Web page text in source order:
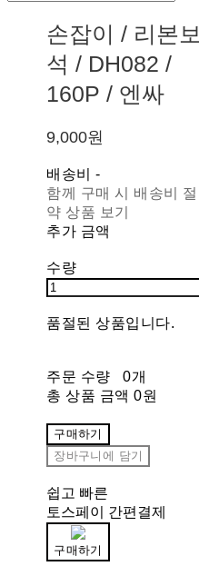
손잡이 / 리본보
석 / DH082 /
160P / 엔싸
9,000원
배송비-
함께 구매 시 배송비 절
약 상품 보기
추가 금액
수량
품절된 상품입니다.
주문 수량
0개
총 상품 금액 0원
구매하기
장바구니에 담기
쉽고 빠른
토스페이 간편결제
구매하기